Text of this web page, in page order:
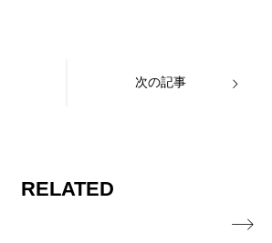
次の記事
RELATED
